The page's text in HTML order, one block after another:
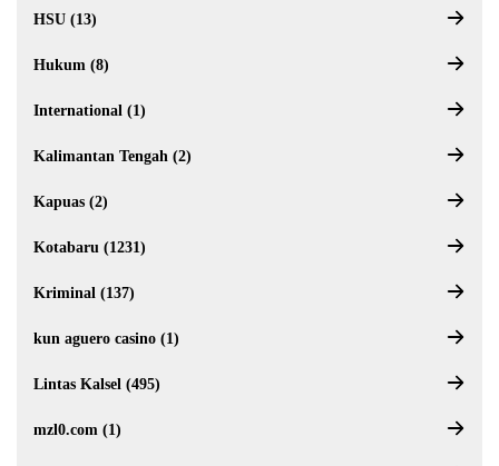
HSU (13)
Hukum (8)
International (1)
Kalimantan Tengah (2)
Kapuas (2)
Kotabaru (1231)
Kriminal (137)
kun aguero casino (1)
Lintas Kalsel (495)
mzl0.com (1)